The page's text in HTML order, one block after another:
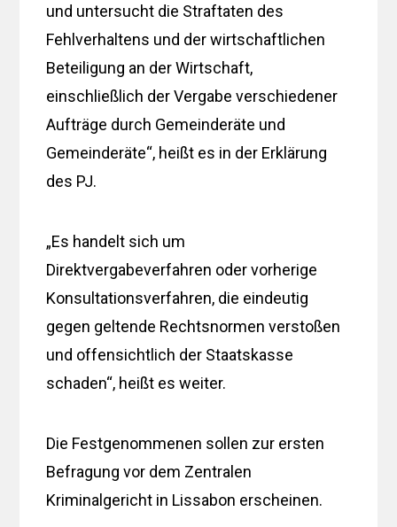
und untersucht die Straftaten des
Fehlverhaltens und der wirtschaftlichen
Beteiligung an der Wirtschaft,
einschließlich der Vergabe verschiedener
Aufträge durch Gemeinderäte und
Gemeinderäte“, heißt es in der Erklärung
des PJ.
„Es handelt sich um
Direktvergabeverfahren oder vorherige
Konsultationsverfahren, die eindeutig
gegen geltende Rechtsnormen verstoßen
und offensichtlich der Staatskasse
schaden“, heißt es weiter.
Die Festgenommenen sollen zur ersten
Befragung vor dem Zentralen
Kriminalgericht in Lissabon erscheinen.